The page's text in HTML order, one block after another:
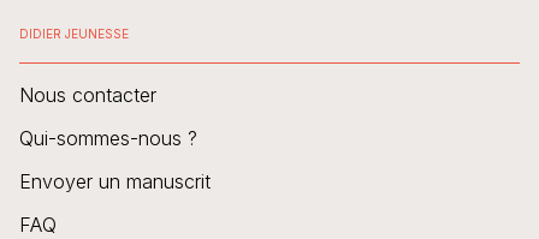
DIDIER JEUNESSE
Nous contacter
Qui-sommes-nous ?
Envoyer un manuscrit
FAQ